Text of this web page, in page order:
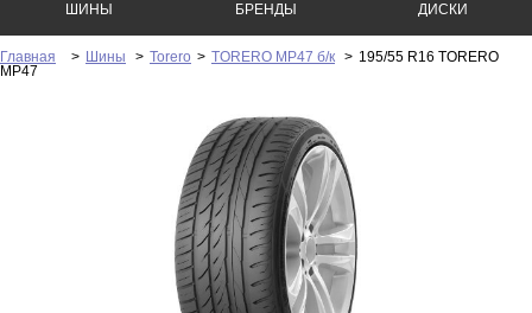
ШИНЫ БРЕНДЫ ДИСКИ
Главная > Шины > Torero > TORERO MP47 б/к > 195/55 R16 TORERO
MP47